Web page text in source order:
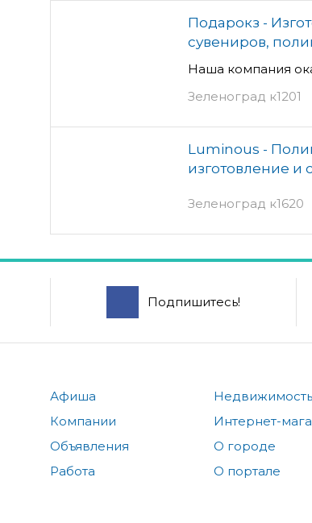
Подарокз -
сувениров,
Наша компания
Зеленоград к1201
Luminous -
изготовление и
Зеленоград к1620
Подпишитесь!
Афиша
Компании
Объявления
Работа
Недвижимость
Интернет-
О городе
О портале